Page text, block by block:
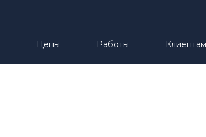
Цены Работы Клиентам